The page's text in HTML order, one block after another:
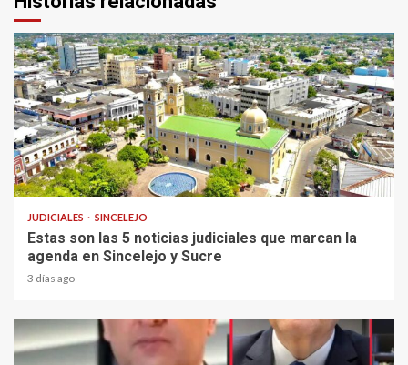
2 min read
JUDICIALES SINCELEJO
Estas son las 5 noticias judiciales que marcan la
agenda en Sincelejo y Sucre
3 días ago